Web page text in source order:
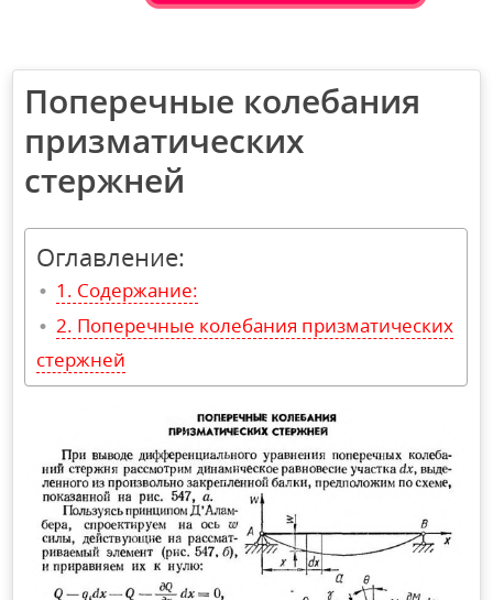
Поперечные колебания
призматических
стержней
Оглавление:
Содержание:
Поперечные колебания призматических
стержней